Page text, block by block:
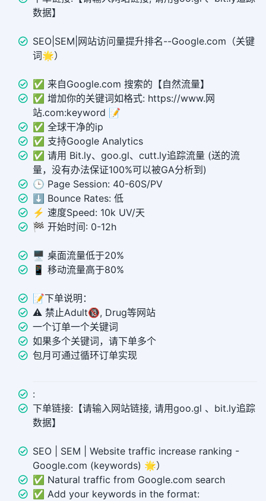
数据】
SEO|SEM|网站访问量提升排名--Google.com（关键
词🌟）
✅ 来自Google.com 搜索的【自然流量】
✅ 增加你的关键词如格式: https://www.网
站.com:keyword 📝
✅ 全球干净的ip
✅ 支持Google Analytics
✅ 请用 Bit.ly、goo.gl、cutt.ly追踪流量 (送的流
量，没有办法保证100%可以被GA分析到)
🕒 Page Session: 40-60S/PV
⬇️ Bounce Rates: 低
⚡️ 速度Speed: 10k UV/天
🏁 开始时间: 0-12h
🖥️ 桌面流量低于20%
📱 移动流量高于80%
📝下单说明：
⚠️ 禁止Adult🔞, Drug等网站
一个订单一个关键词
如果多个关键词，请下单多个
包月可通过循环订单实现
:
下单链接:【请输入网站链接, 请用goo.gl 、bit.ly追踪
数据】
SEO | SEM | Website traffic increase ranking -
Google.com (keywords) 🌟）
✅ Natural traffic from Google.com search
✅ Add your keywords in the format: